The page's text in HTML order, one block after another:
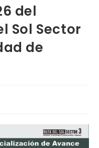
del
Sol Sector
de